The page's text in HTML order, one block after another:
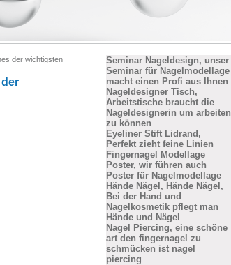
der wichtigsten
Seminar Nageldesign, unser
Seminar für Nagelmodellage
macht einen Profi aus Ihnen
Nageldesigner Tisch,
Arbeitstische braucht die
Nageldesignerin um arbeiten
zu können
Eyeliner Stift Lidrand,
Perfekt zieht feine Linien
Fingernagel Modellage
Poster, wir führen auch
Poster für Nagelmodellage
Hände Nägel, Hände Nägel,
Bei der Hand und
Nagelkosmetik pflegt man
Hände und Nägel
Nagel Piercing, eine schöne
art den fingernagel zu
schmücken ist nagel
piercing